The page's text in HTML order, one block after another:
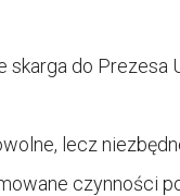
skarga do Prezesa
lecz
czynności